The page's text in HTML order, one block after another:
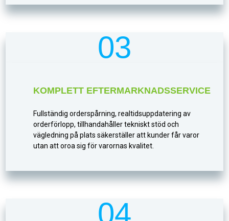
03
KOMPLETT EFTERMARKNADSSERVICE
Fullständig orderspårning, realtidsuppdatering av
orderförlopp, tillhandahåller tekniskt stöd och
vägledning på plats säkerställer att kunder får varor
utan att oroa sig för varornas kvalitet.
04